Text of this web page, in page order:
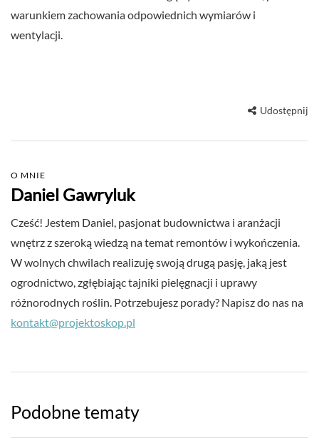
warunkiem zachowania odpowiednich wymiarów i
wentylacji.
Udostępnij
O MNIE
Daniel Gawryluk
Cześć! Jestem Daniel, pasjonat budownictwa i aranżacji
wnętrz z szeroką wiedzą na temat remontów i wykończenia.
W wolnych chwilach realizuję swoją drugą pasję, jaką jest
ogrodnictwo, zgłębiając tajniki pielęgnacji i uprawy
różnorodnych roślin. Potrzebujesz porady? Napisz do nas na
kontakt@projektoskop.pl
Podobne tematy